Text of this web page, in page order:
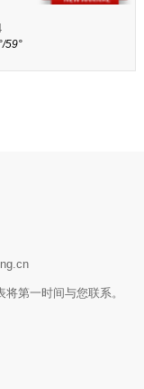
59°
第一时间与您联系。